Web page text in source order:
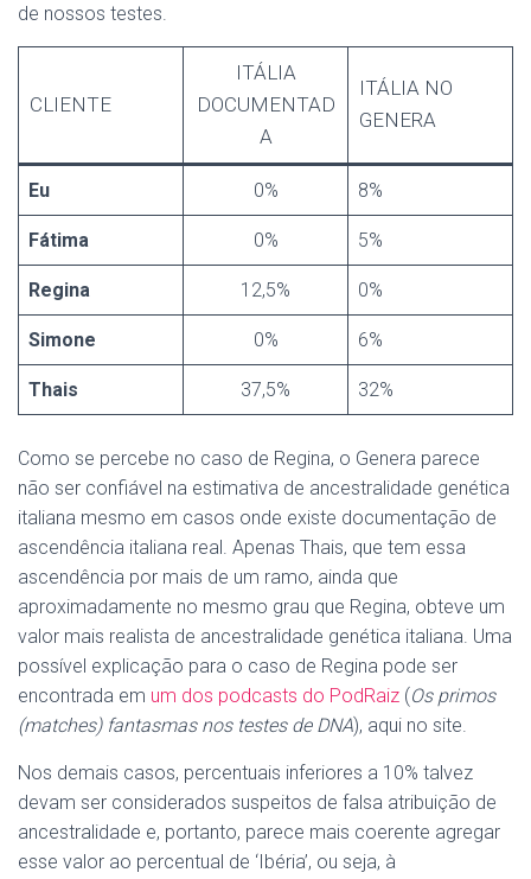
de nossos testes.
CLIENTE
ITÁLIA
DOCUMENTAD
A
ITÁLIA NO
GENERA
Eu 0% 8%
Fátima 0% 5%
Regina 12,5% 0%
Simone 0% 6%
Thais 37,5% 32%
Como se percebe no caso de Regina, o Genera parece
não ser confiável na estimativa de ancestralidade genética
italiana mesmo em casos onde existe documentação de
ascendência italiana real. Apenas Thais, que tem essa
ascendência por mais de um ramo, ainda que
aproximadamente no mesmo grau que Regina, obteve um
valor mais realista de ancestralidade genética italiana. Uma
possível explicação para o caso de Regina pode ser
encontrada em um dos podcasts do PodRaiz (Os primos
(matches) fantasmas nos testes de DNA), aqui no site.
Nos demais casos, percentuais inferiores a 10% talvez
devam ser considerados suspeitos de falsa atribuição de
ancestralidade e, portanto, parece mais coerente agregar
esse valor ao percentual de ‘Ibéria’, ou seja, à